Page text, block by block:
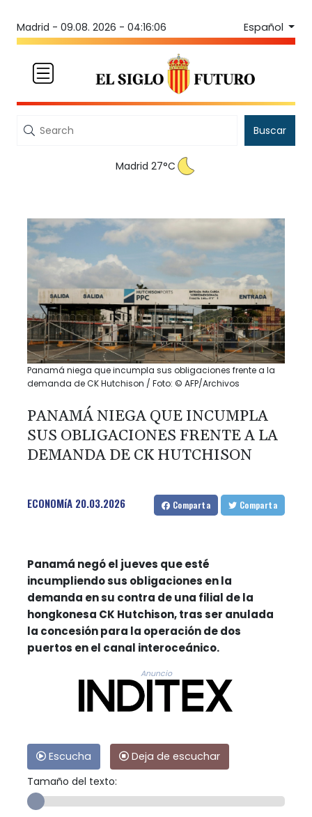
Madrid - 09.08. 2026 - 04:16:06 Español
Buscar
Madrid 27°C
Panamá niega que incumpla sus obligaciones frente a la
demanda de CK Hutchison / Foto: © AFP/Archivos
PANAMÁ NIEGA QUE INCUMPLA
SUS OBLIGACIONES FRENTE A LA
DEMANDA DE CK HUTCHISON
ECONOMíA 20.03.2026 Comparta Comparta
Panamá negó el jueves que esté
incumpliendo sus obligaciones en la
demanda en su contra de una filial de la
hongkonesa CK Hutchison, tras ser anulada
la concesión para la operación de dos
puertos en el canal interoceánico.
Anuncio
Escucha
Deja de escuchar
Tamaño del texto: